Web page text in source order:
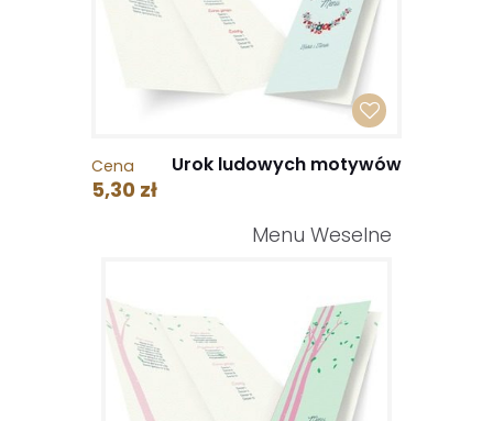
Cena
5,30 zł
Urok ludowych motywów
Menu Weselne